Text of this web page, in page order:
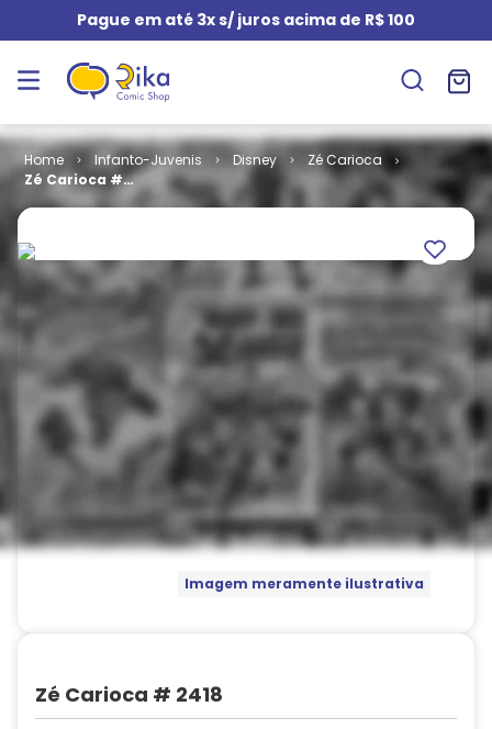
Pague em até 3x s/ juros acima de R$ 100
Infanto-Juvenis Disney
Zé Carioca
Zé Carioca #
2418
Imagem meramente ilustrativa
Zé Carioca # 2418